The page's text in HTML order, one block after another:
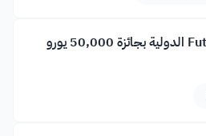
مسابقة Future For Nature الدولية بجائزة 50,000 يورو